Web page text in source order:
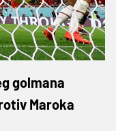
golmana
Maroka